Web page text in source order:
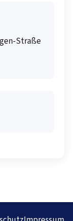
Straße